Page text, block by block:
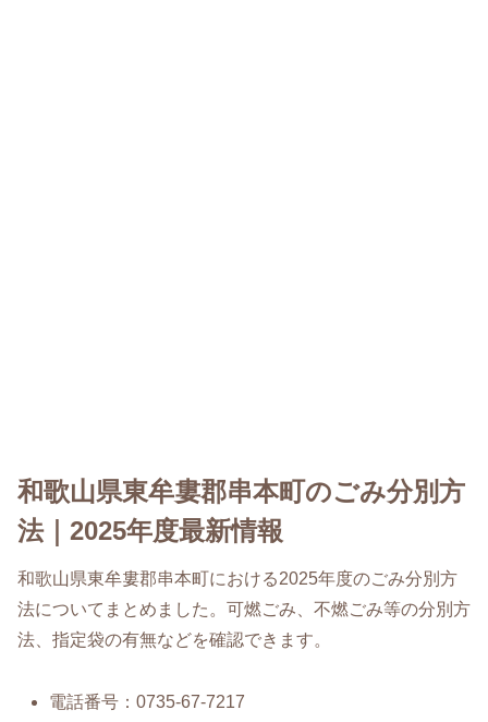
和歌山県東牟婁郡串本町のごみ分別方
法｜2025年度最新情報
和歌山県東牟婁郡串本町における2025年度のごみ分別方
法についてまとめました。可燃ごみ、不燃ごみ等の分別方
法、指定袋の有無などを確認できます。
電話番号：0735-67-7217